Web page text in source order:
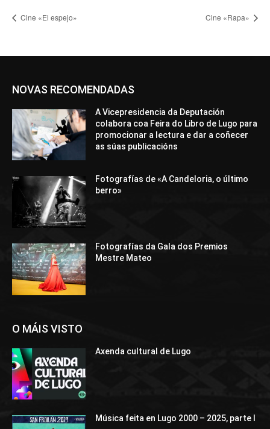
Cine «El espejo» Cine «Rapa»
NOVAS RECOMENDADAS
A Vicepresidencia da Deputación
colabora coa Feira do Libro de Lugo para
promocionar a lectura e dar a coñecer
as súas publicacións
Fotografías de «A Candeloria, o último
berro»
Fotografías da Gala dos Premios
Mestre Mateo
O MÁIS VISTO
Axenda cultural de Lugo
Música feita en Lugo 2000 – 2025, parte I